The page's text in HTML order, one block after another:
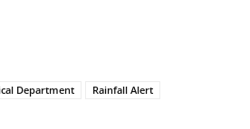
Department Rainfall Alert